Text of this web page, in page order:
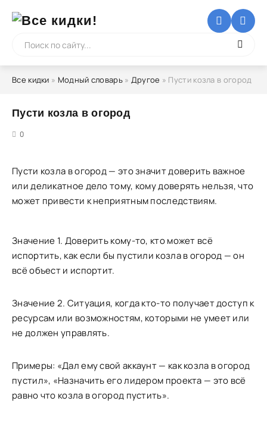
Все кидки » Модный словарь» Другое » Пусти козла в огород
Пусти козла в огород
0
Пусти козла в огород — это значит доверить важное
или деликатное дело тому, кому доверять нельзя, что
может привести к неприятным последствиям.
Значение 1. Доверить кому-то, кто может всё
испортить, как если бы пустили козла в огород — он
всё объест и испортит.
Значение 2. Ситуация, когда кто-то получает доступ к
ресурсам или возможностям, которыми не умеет или
не должен управлять.
Примеры: «Дал ему свой аккаунт — как козла в огород
пустил», «Назначить его лидером проекта — это всё
равно что козла в огород пустить».